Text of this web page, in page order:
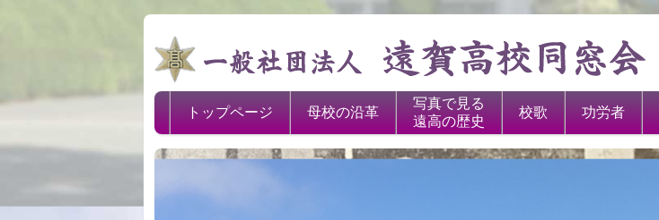
トップページ 母校の沿革
写真で見る
遠高の歴史
校歌 功労者